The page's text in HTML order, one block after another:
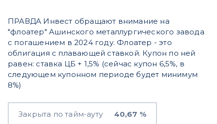
ПРАВДА Инвест обращают внимание на
"флоатер" Ашинского металлургического завода
с погашением в 2024 году. Флоатер - это
облигация с плавающей ставкой. Купон по ней
равен: ставка ЦБ + 1,5% (сейчас купон 6,5%, в
следующем купонном периоде будет минимум
8%)
Закрыта по тайм-ауту 40,67 %